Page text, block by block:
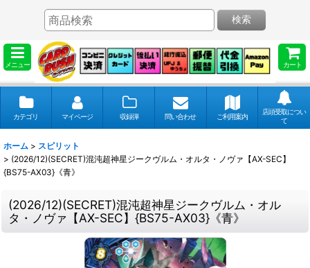
メニュー カート
検索
カテゴリ マイページ 収録弾 問い合わせ ご利用案内
店頭受取につい
て
ホーム > スピリット
> (2026/12)(SECRET)混沌超神星ジークヴルム・オルタ・ノヴァ【AX-SEC】
{BS75-AX03}《青》
(2026/12)(SECRET)混沌超神星ジークヴルム・オル
タ・ノヴァ【AX-SEC】{BS75-AX03}《青》